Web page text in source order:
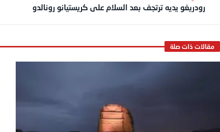
رودريغو يديه ترتجف بعد السلام على كريستيانو رونالدو